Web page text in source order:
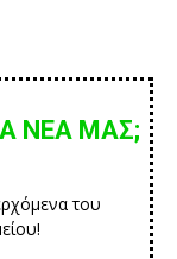
ΝΕΑ ΜΑΣ;
του